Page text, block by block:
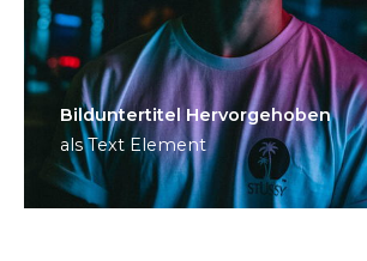
Bild­unter­titel Hervorgehoben
als Text Element